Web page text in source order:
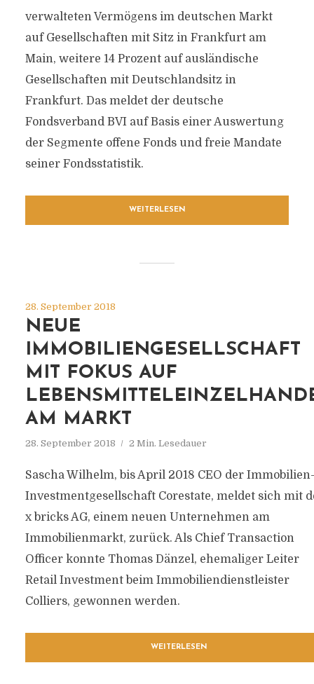
verwalteten Vermögens im deutschen Markt
auf Gesellschaften mit Sitz in Frankfurt am
Main, weitere 14 Prozent auf ausländische
Gesellschaften mit Deutschlandsitz in
Frankfurt. Das meldet der deutsche
Fondsverband BVI auf Basis einer Auswertung
der Segmente offene Fonds und freie Mandate
seiner Fondsstatistik.
WEITERLESEN
28. September 2018
NEUE
IMMOBILIENGESELLSCHAFT
MIT FOKUS AUF
AM MARKT
28. September 2018 2 Min. Lesedauer
Sascha Wilhelm, bis April 2018 CEO der Immobilien-
Investmentgesellschaft Corestate, meldet sich mit
x bricks AG, einem neuen Unternehmen am
Immobilienmarkt, zurück. Als Chief Transaction
Officer konnte Thomas Dänzel, ehemaliger Leiter
Retail Investment beim Immobiliendienstleister
Colliers, gewonnen werden.
WEITERLESEN